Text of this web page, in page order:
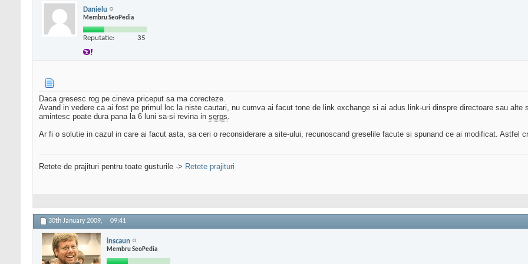
Danielu
Membru SeoPedia
Reputatie: 35
Daca gresesc rog pe cineva priceput sa ma corecteze.
Avand in vedere ca ai fost pe primul loc la niste cautari, nu cumva ai facut tone de link exchange si ai adus link-uri dinspre directoare sau
amintesc poate dura pana la 6 luni sa-si revina in serps.
Ar fi o solutie in cazul in care ai facut asta, sa ceri o reconsiderare a site-ului, recunoscand greselile facute si spunand ce ai modificat. Astfel
Retete de prajituri pentru toate gusturile -> Retete prajituri
30th January 2009, 09:41
inscaun
Membru SeoPedia